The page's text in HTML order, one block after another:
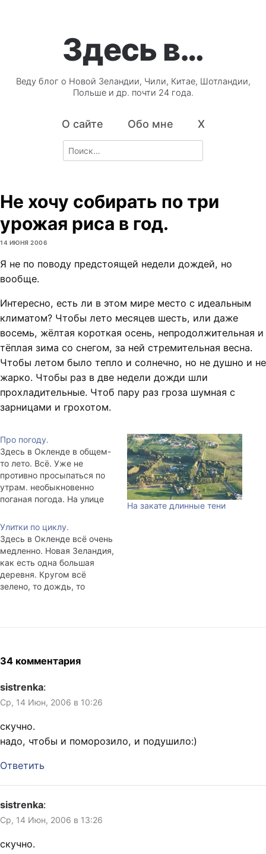
Здесь в…
Веду блог о Новой Зеландии, Чили, Китае, Шотландии,
Польше и др. почти 24 года.
О сайте Обо мне X
Search
for:
Не хочу собирать по три
урожая риса в год.
14 ИЮНЯ 2006
Я не по поводу предстоящей недели дождей, но
вообще.
Интересно, есть ли в этом мире место с идеальным
климатом? Чтобы лето месяцев шесть, или даже
восемь, жёлтая короткая осень, непродолжительная и
тёплая зима со снегом, за ней стремительная весна.
Чтобы летом было тепло и солнечно, но не душно и не
жарко. Чтобы раз в две недели дожди шли
прохладительные. Чтоб пару раз гроза шумная с
зарницами и грохотом.
Про погоду.
Здесь в Окленде в общем-
то лето. Всё. Уже не
противно просыпаться по
утрам. необыкновенно
поганая погода. На улице
дождь и сильный ветер,
который обрывает
лепестки цветущих
растений и валит
дорожные знаки. Честное
слово, сам видел
алюминиевую трубу
На закате длинные тени
Улитки по циклу.
Здесь в Окленде всё очень
медленно. Новая Зеландия,
как есть одна большая
деревня. Кругом всё
зелено, то дождь, то
позицию и решить
проблемы, то, если он
нанял человека на работу в
течение четырёх…
34 комментария
sistrenka:
Ср, 14 Июн, 2006 в 10:26
скучно.
надо, чтобы и поморозило, и подушило:)
Ответить
sistrenka:
Ср, 14 Июн, 2006 в 13:26
скучно.